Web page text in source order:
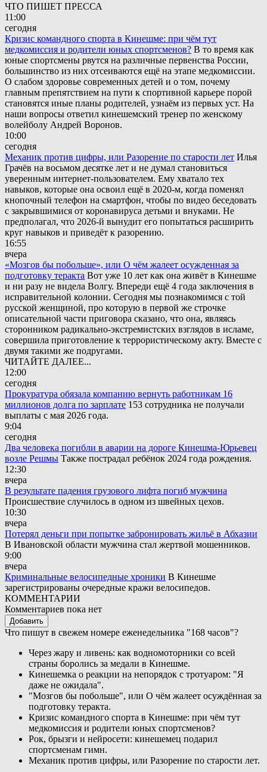
ЧТО ПИШЕТ ПРЕССА
11:00
сегодня
Кризис командного спорта в Кинешме: при чём тут
медкомиссия и родители юных спортсменов? В то время как
юные спортсмены рвутся на различные первенства России,
большинство из них отсеиваются ещё на этапе медкомиссии.
О слабом здоровье современных детей и о том, почему
главным препятствием на пути к спортивной карьере порой
становятся иные планы родителей, узнаём из первых уст. На
наши вопросы ответил кинешемский тренер по женскому
волейболу Андрей Воронов.
10:00
сегодня
Механик против цифры, или Разорение по старости лет Илья
Грачёв на восьмом десятке лет и не думал становиться
уверенным интернет-пользователем. Ему хватало тех
навыков, которые она освоил ещё в 2020-м, когда поменял
кнопочный телефон на смартфон, чтобы по видео беседовать
с закрывшимися от коронавируса детьми и внуками. Не
предполагал, что 2026-й вынудит его попытаться расширить
круг навыков и приведёт к разорению.
16:55
вчера
«Мозгов бы побольше», или О чём жалеет осужденная за
подготовку теракта Вот уже 10 лет как она живёт в Кинешме
и ни разу не видела Волгу. Впереди ещё 4 года заключения в
исправительной колонии. Сегодня мы познакомимся с той
русской женщиной, про которую в первой же строчке
описательной части приговора сказано, что она, являясь
сторонником радикально-экстремистских взглядов в исламе,
совершила приготовление к террористическому акту. Вместе с
двумя такими же подругами.
ЧИТАЙТЕ ДАЛЕЕ...
12:00
сегодня
Прокуратура обязала компанию вернуть работникам 16
миллионов долга по зарплате 153 сотрудника не получали
выплаты с мая 2026 года.
9:04
сегодня
Два человека погибли в аварии на дороге Кинешма-Юрьевец
возле Решмы Также пострадал ребёнок 2024 года рождения.
12:30
вчера
В результате падения грузового лифта погиб мужчина
Происшествие случилось в одном из швейных цехов.
10:30
вчера
Потерял деньги при попытке забронировать жильё в Абхазии
В Ивановской области мужчина стал жертвой мошенников.
9:00
вчера
Криминальные велосипедные хроники В Кинешме
зарегистрированы очередные кражи велосипедов.
КОММЕНТАРИИ
Комментариев пока нет
Добавить
Что пишут в свежем номере еженедельника "168 часов"?
Через жару и ливень: как водномоторники со всей
страны боролись за медали в Кинешме.
Кинешемка о реакции на непорядок с тротуаром: "Я
даже не ожидала".
"Мозгов бы побольше", или О чём жалеет осуждённая за
подготовку теракта.
Кризис командного спорта в Кинешме: при чём тут
медкомиссия и родители юных спортсменов?
Рок, брызги и нейросети: кинешемец подарил
спортсменам гимн.
Механик против цифры, или Разорение по старости лет.